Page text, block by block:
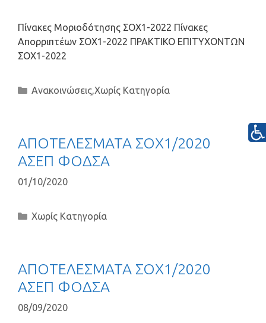
Πίνακες Μοριοδότησης ΣΟΧ1-2022 Πίνακες
Απορριπτέων ΣΟΧ1-2022 ΠΡΑΚΤΙΚΟ ΕΠΙΤΥΧΟΝΤΩΝ
ΣΟΧ1-2022
Ανακοινώσεις,Χωρίς Κατηγορία
ΑΠΟΤΕΛΕΣΜΑΤΑ ΣΟΧ1/2020
ΑΣΕΠ ΦΟΔΣΑ
01/10/2020
Χωρίς Κατηγορία
ΑΠΟΤΕΛΕΣΜΑΤΑ ΣΟΧ1/2020
ΑΣΕΠ ΦΟΔΣΑ
08/09/2020